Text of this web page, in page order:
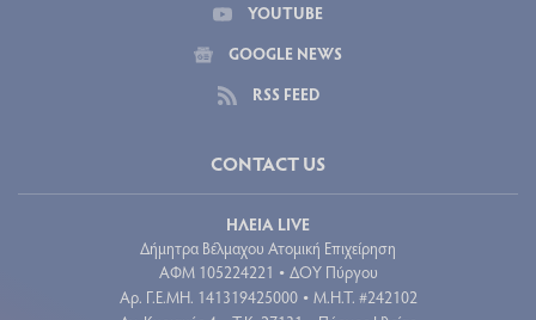
YOUTUBE
GOOGLE NEWS
RSS FEED
CONTACT US
ΗΛΕΙΑ LIVE
Δήμητρα Βέλμαχου Ατομική Επιχείρηση
ΑΦΜ 105224221 • ΔΟΥ Πύργου
Aρ. Γ.Ε.ΜΗ. 141319425000 • Μ.Η.Τ. #242102